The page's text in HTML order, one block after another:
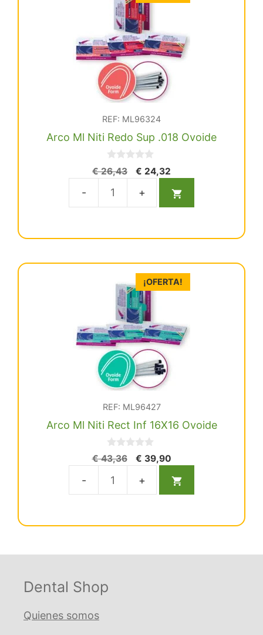
Ovoide
REF: ML96324
Arco Ml Niti Redo Sup .018 Ovoide
0
d
5
€26,43
El
original
era:
€ 24,32
actual
es:
Arco
Sup
.018
Ovoide
¡OFERTA!
REF: ML96427
Arco Ml Niti Rect Inf 16X16 Ovoide
0
d
5
€43,36
El
original
era:
€ 39,90El
actual
es:
Arco
Dental Shop
Quienes somos